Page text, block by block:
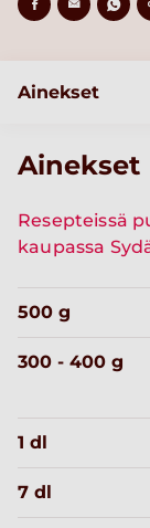
Ainekset
Ainekset
Resepteissä
kaupassa
500 g
300 - 400 g
1 dl
7 dl